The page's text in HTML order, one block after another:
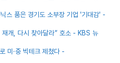
스 품은 경기도 소부장 기업 '기대감' -
재개, 다시 찾아달라” 호소 - KBS 뉴
미·중 빅테크 제쳤다 -